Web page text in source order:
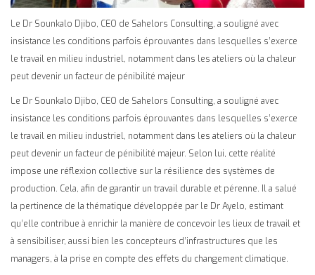
Le Dr Sounkalo Djibo, CEO de Sahelors Consulting, a souligné avec
insistance les conditions parfois éprouvantes dans lesquelles s’exerce
le travail en milieu industriel, notamment dans les ateliers où la chaleur
peut devenir un facteur de pénibilité majeur
Le Dr Sounkalo Djibo, CEO de Sahelors Consulting, a souligné avec
insistance les conditions parfois éprouvantes dans lesquelles s’exerce
le travail en milieu industriel, notamment dans les ateliers où la chaleur
peut devenir un facteur de pénibilité majeur. Selon lui, cette réalité
impose une réflexion collective sur la résilience des systèmes de
production. Cela, afin de garantir un travail durable et pérenne. Il a salué
la pertinence de la thématique développée par le Dr Ayelo, estimant
qu’elle contribue à enrichir la manière de concevoir les lieux de travail et
à sensibiliser, aussi bien les concepteurs d’infrastructures que les
managers, à la prise en compte des effets du changement climatique.